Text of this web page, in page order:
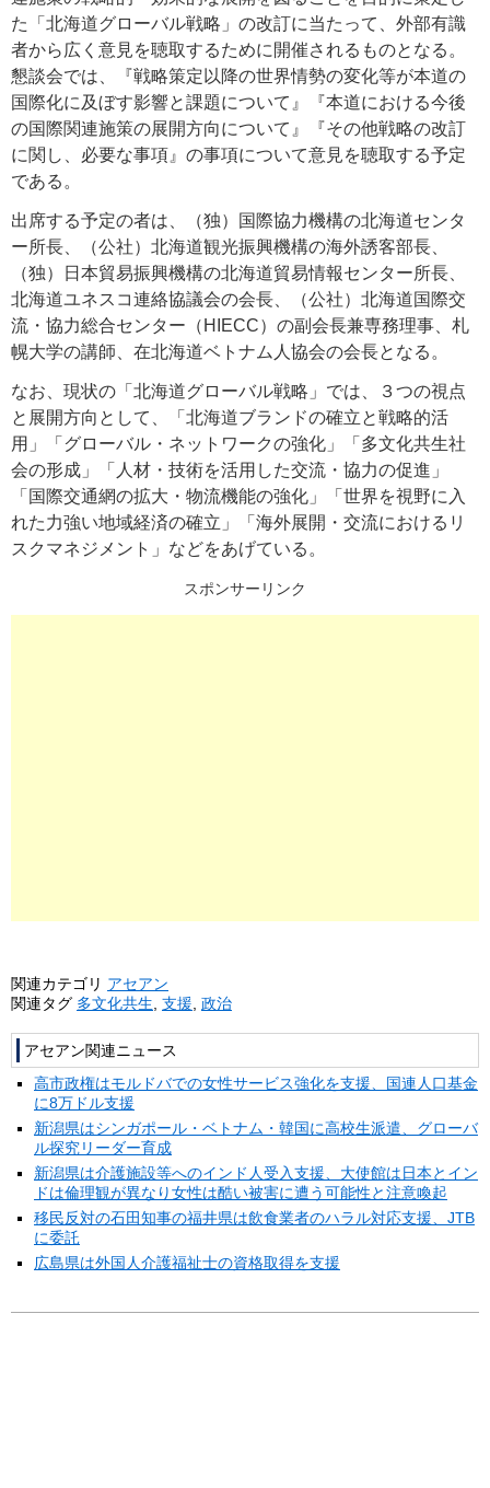
た「北海道グローバル戦略」の改訂に当たって、外部有識
者から広く意見を聴取するために開催されるものとなる。
懇談会では、『戦略策定以降の世界情勢の変化等が本道の
国際化に及ぼす影響と課題について』『本道における今後
の国際関連施策の展開方向について』『その他戦略の改訂
に関し、必要な事項』の事項について意見を聴取する予定
である。
出席する予定の者は、（独）国際協力機構の北海道センタ
ー所長、（公社）北海道観光振興機構の海外誘客部長、
（独）日本貿易振興機構の北海道貿易情報センター所長、
北海道ユネスコ連絡協議会の会長、（公社）北海道国際交
流・協力総合センター（HIECC）の副会長兼専務理事、札
幌大学の講師、在北海道ベトナム人協会の会長となる。
なお、現状の「北海道グローバル戦略」では、３つの視点
と展開方向として、「北海道ブランドの確立と戦略的活
用」「グローバル・ネットワークの強化」「多文化共生社
会の形成」「人材・技術を活用した交流・協力の促進」
「国際交通網の拡大・物流機能の強化」「世界を視野に入
れた力強い地域経済の確立」「海外展開・交流におけるリ
スクマネジメント」などをあげている。
スポンサーリンク
関連カテゴリ アセアン
関連タグ 多文化共生 支援 政治
アセアン関連ニュース
高市政権はモルドバでの女性サービス強化を支援、国連人口基金
に8万ドル支援
新潟県はシンガポール・ベトナム・韓国に高校生派遣、グローバ
ル探究リーダー育成
新潟県は介護施設等へのインド人受入支援、大使館は日本とイン
ドは倫理観が異なり女性は酷い被害に遭う可能性と注意喚起
移民反対の石田知事の福井県は飲食業者のハラル対応支援、JTB
に委託
広島県は外国人介護福祉士の資格取得を支援